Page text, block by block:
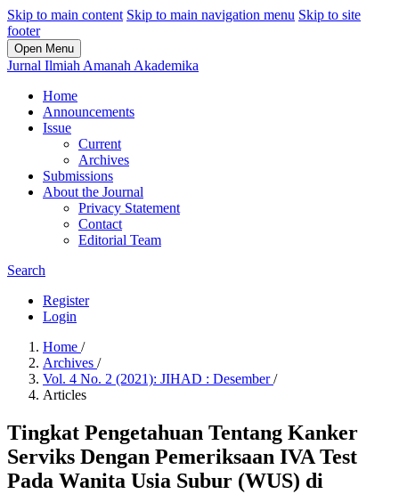
Skip to main content Skip to main navigation menu Skip to site
footer
Open Menu
Jurnal Ilmiah Amanah Akademika
Home
Announcements
Issue
Current
Archives
Submissions
About the Journal
Privacy Statement
Contact
Editorial Team
Search
Register
Login
Home /
Archives /
Vol. 4 No. 2 (2021): JIHAD : Desember/
Articles
Tingkat Pengetahuan Tentang Kanker
Serviks Dengan Pemeriksaan IVA Test
Pada Wanita Usia Subur (WUS) di